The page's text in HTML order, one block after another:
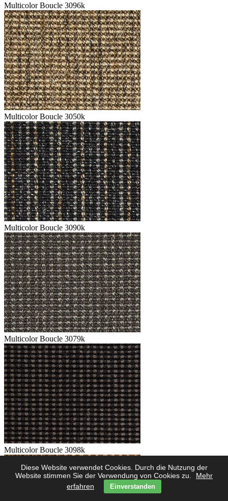
Diese Website verwendet Cookies. Durch die Nutzung der
Website stimmen Sie der Verwendung von Cookies zu.
Mehr
erfahren
Einverstanden
Multicolor Boucle 3096k
Multicolor Boucle 3050k
Multicolor Boucle 3090k
Multicolor Boucle 3079k
Multicolor Boucle 3098k